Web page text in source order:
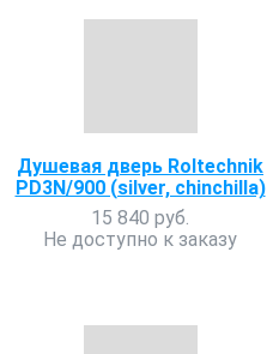
Душевая дверь Roltechnik
PD3N/900 (silver, chinchilla)
15 840 руб.
Не доступно к заказу